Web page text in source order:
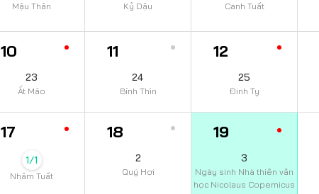
Mậu Thân Kỷ Dậu Canh Tuất
10
23
Ất Mão
11
24
Bính Thìn
12
25
Đinh Tỵ
17
1/1
Nhâm Tuất
18
2
Quý Hợi
19
3
Ngày sinh Nhà thiên văn
học Nicolaus Copernicus